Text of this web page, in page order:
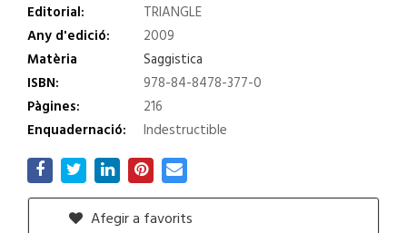
Editorial:
TRIANGLE
Any d'edició:
2009
Matèria
Saggistica
ISBN:
978-84-8478-377-0
Pàgines:
216
Enquadernació:
Indestructible
Afegir a favorits